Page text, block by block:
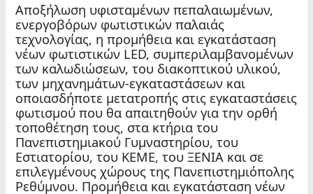
Αποξήλωση υφισταμένων πεπαλαιωμένων,
ενεργοβόρων φωτιστικών παλαιάς
τεχνολογίας, η προμήθεια και εγκατάσταση
νέων φωτιστικών LED, συμπεριλαμβανομένων
των καλωδιώσεων, του διακοπτικού υλικού,
των μηχανημάτων-εγκαταστάσεων και
οποιασδήποτε μετατροπής στις εγκαταστάσεις
φωτισμού που θα απαιτηθούν για την ορθή
τοποθέτηση τους, στα κτήρια του
Πανεπιστημιaκού Γυμναστηρίου, του
Εστιατορίου, του ΚΕΜΕ, του ΞΕΝΙΑ και σε
επιλεγμένους χώρους της Πανεπιστημιόπολης
Ρεθύμνου. Προμήθεια και εγκατάσταση νέων